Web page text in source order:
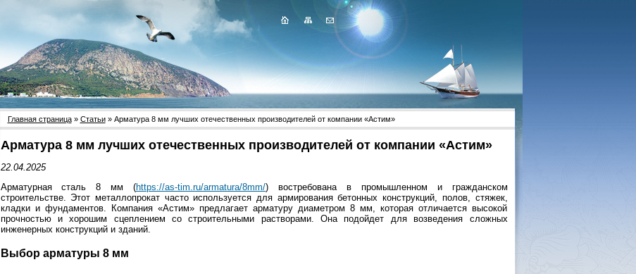
Главная страница» Статьи» Арматура 8 мм лучших отечественных производителей от компании «Астим»
Арматура 8 мм лучших отечественных производителей от компании «Астим»
22.04.2025
Арматурная сталь 8 мм (https://as-tim.ru/armatura/8mm/) востребована в промышленном и гражданском
строительстве. Этот металлопрокат часто используется для армирования бетонных конструкций, полов, стяжек,
кладки и фундаментов. Компания «Астим» предлагает арматуру диаметром 8 мм, которая отличается высокой
прочностью и хорошим сцеплением со строительными растворами. Она подойдет для возведения сложных
инженерных конструкций и зданий.
Выбор арматуры 8 мм